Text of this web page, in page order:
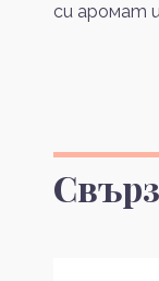
си аромат